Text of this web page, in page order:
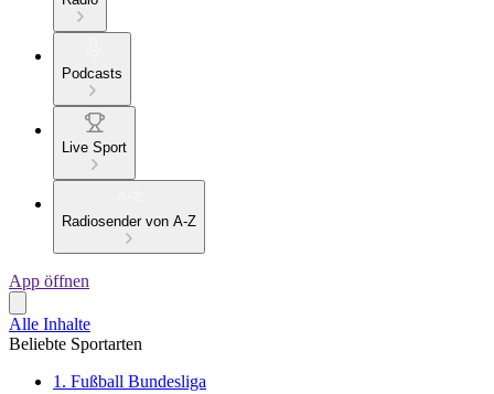
Podcasts
Live Sport
Radiosender von A-Z
App öffnen
Alle Inhalte
Beliebte Sportarten
1. Fußball Bundesliga